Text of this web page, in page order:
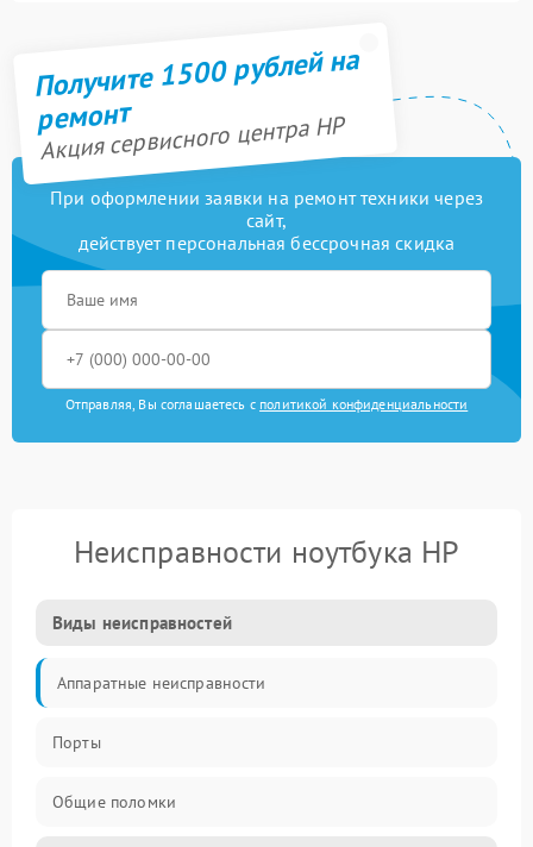
Получите 1500 рублей на
ремонт
Акция сервисного центра HP
При оформлении заявки на ремонт техники через
сайт,
действует персональная бессрочная скидка
Отправляя, Вы соглашаетесь с политикой конфиденциальности
Неисправности ноутбука HP
Виды неисправностей
Аппаратные неисправности
Порты
Общие поломки